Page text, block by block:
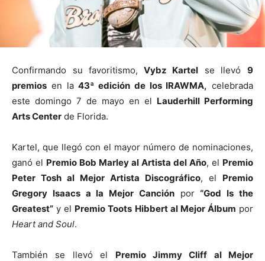
Confirmando su favoritismo, Vybz Kartel se llevó9
premios en la43ª edición de los IRAWMA, celebrada
este domingo 7 de mayo en el Lauderhill Performing
Arts Center de Florida.
Kartel, que llegó con el mayor número de nominaciones,
ganó el Premio Bob Marley al Artista del Año, el Premio
Peter Tosh al Mejor Artista Discográfico, el Premio
Gregory Isaacs a la Mejor Canciónpor“God Is the
Greatest” y el Premio Toots Hibbert al Mejor Álbum por
Heart and Soul.
También se llevó el Premio Jimmy Cliff al Mejor